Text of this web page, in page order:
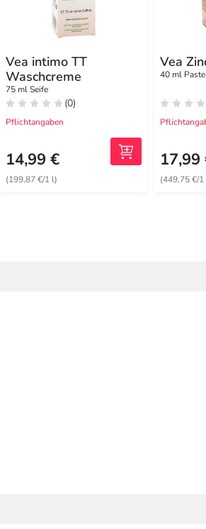
Vea intimo TT
Waschcreme
75 ml Seife
(0)
Pflichtangaben
14,99 €
(199,87 €/1 l)
Vea
40 ml Paste
17,99
(449,75 €/1